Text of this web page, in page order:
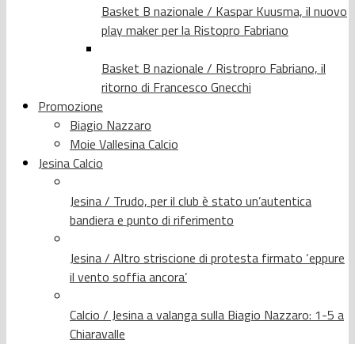
Basket B nazionale / Kaspar Kuusma, il nuovo
play maker per la Ristopro Fabriano
Basket B nazionale / Ristropro Fabriano, il
ritorno di Francesco Gnecchi
Promozione
Biagio Nazzaro
Moie Vallesina Calcio
Jesina Calcio
Jesina / Trudo, per il club è stato un’autentica
bandiera e punto di riferimento
Jesina / Altro striscione di protesta firmato ‘eppure
il vento soffia ancora’
Calcio / Jesina a valanga sulla Biagio Nazzaro: 1-5 a
Chiaravalle